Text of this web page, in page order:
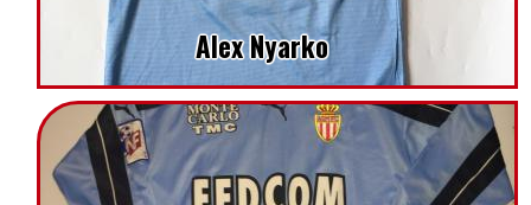
Alex Nyarko